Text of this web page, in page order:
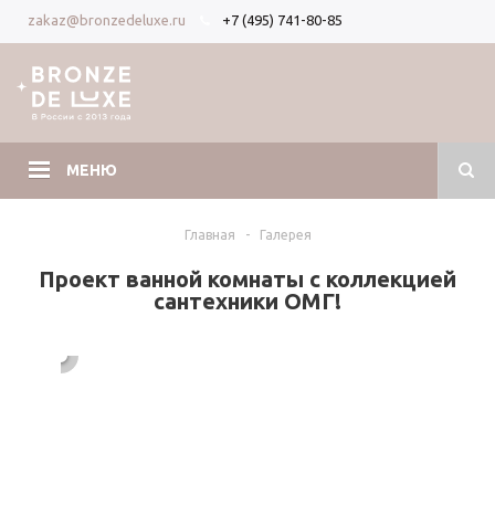
zakaz@bronzedeluxe.ru +7 (495) 741-80-85
МЕНЮ
Главная - Галерея
Проект ванной комнаты с коллекцией
сантехники ОМГ!